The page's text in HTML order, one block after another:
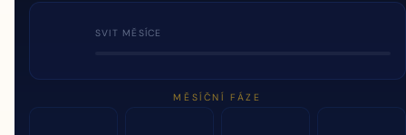
SVIT MĚSÍCE
MĚSÍČNÍ FÁZE